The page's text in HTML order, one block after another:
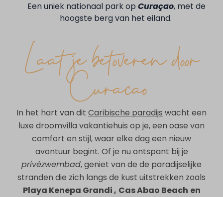
Een uniek nationaal park op Curaçao, met de
hoogste berg van het eiland.
Laat je betoveren door
Curaçao
In het hart van dit Caribische paradijs wacht een
luxe droomvilla vakantiehuis op je, een oase van
comfort en stijl, waar elke dag een nieuw
avontuur begint. Of je nu ontspant bij je
privézwembad, geniet van de de paradijselijke
stranden die zich langs de kust uitstrekken zoals
Playa Kenepa Grandi , Cas Abao Beach en